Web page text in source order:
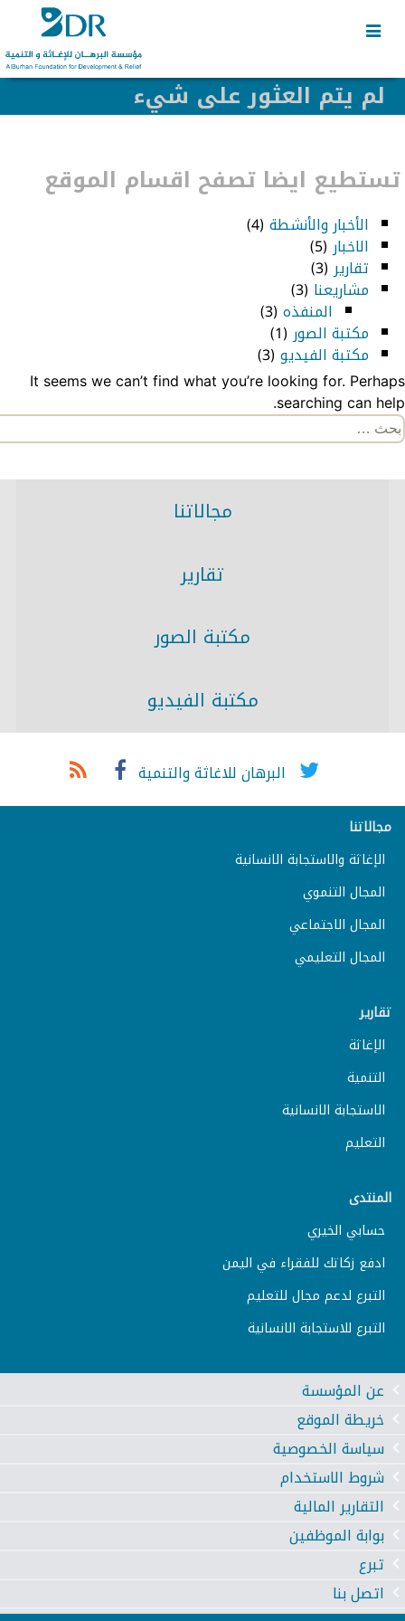
content
لم يتم العثور على شيء
تستطيع ايضا تصفح اقسام الموقع
الأخبار والأنشطة (4)
الاخبار(5)
تقارير(3)
مشاريعنا (3)
المنفذه (3)
مكتبة الصور(1)
مكتبة الفيديو (3)
It seems we can’t find what you’re looking for. Perhaps
searching can help.
البحث
عن:
مجالاتنا
تقارير
مكتبة الصور
مكتبة الفيديو
البرهان للاغاثة والتنمية
مجالاتنا
الإغاثة والاستجابة الانسانية
المجال التنموي
المجال الاجتماعي
المجال التعليمي
تقارير
الإغاثة
التنمية
الاستجابة الانسانية
التعليم
المنتدى
حسابي الخيري
ادفع زكاتك للفقراء في اليمن
التبرع لدعم مجال للتعليم
التبرع للاستجابة الانسانية
عن المؤسسة
خريطة الموقع
سياسة الخصوصية
شروط الاستخدام
التقارير المالية
بوابة الموظفين
تبرع
اتصل بنا